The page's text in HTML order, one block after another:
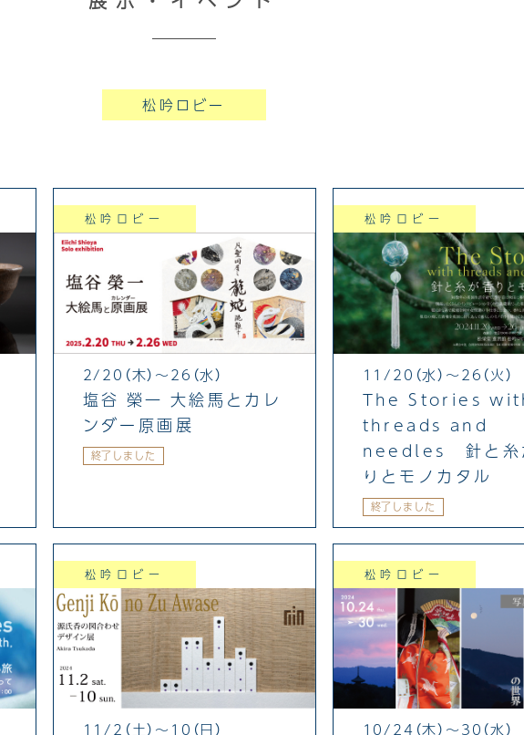
松吟ロビー
松吟ロビー
2/20（木）〜26（水）
塩谷 榮一 大絵馬とカレ
ンダー原画展
終了しました
松吟ロビー
11/20（水）～26（火）
The Stories
threads and
needles 針と糸
りとモノカタル
終了しました
松吟ロビー
11/2（土）～10（日）
松吟ロビー
10/24（木）～30（水）